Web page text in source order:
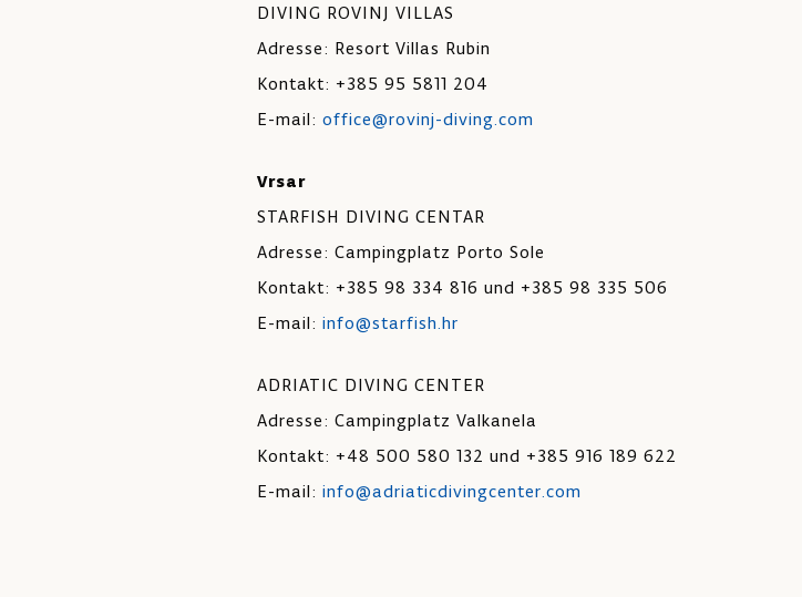
DIVING ROVINJ VILLAS
Adresse: Resort Villas Rubin
Kontakt: +385 95 5811 204
E-mail: office@rovinj-diving.com
Vrsar
STARFISH DIVING CENTAR
Adresse: Campingplatz Porto Sole
Kontakt: +385 98 334 816 und +385 98 335 506
E-mail: info@starfish.hr
ADRIATIC DIVING CENTER
Adresse: Campingplatz Valkanela
Kontakt: +48 500 580 132 und +385 916 189 622
E-mail: info@adriaticdivingcenter.com